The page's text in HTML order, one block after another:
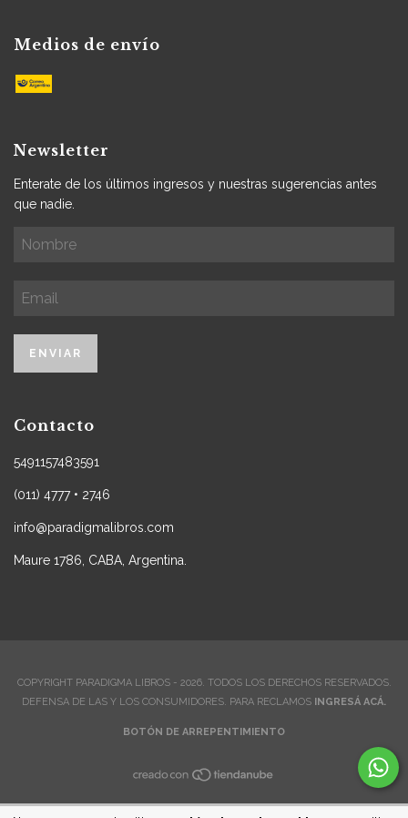
Medios de envío
Newsletter
Enterate de los últimos ingresos y nuestras sugerencias antes
que nadie.
Contacto
5491157483591
(011) 4777 • 2746
info@paradigmalibros.com
Maure 1786, CABA, Argentina.
COPYRIGHT PARADIGMA LIBROS - 2026. TODOS LOS DERECHOS RESERVADOS.
DEFENSA DE LAS Y LOS CONSUMIDORES. PARA RECLAMOS INGRESÁ ACÁ.
BOTÓN DE ARREPENTIMIENTO